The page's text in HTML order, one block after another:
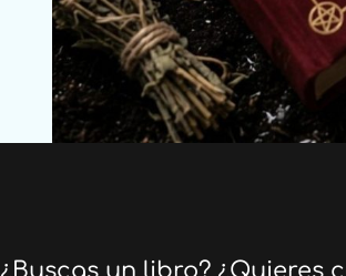
¿Buscas un libro? ¿Quieres